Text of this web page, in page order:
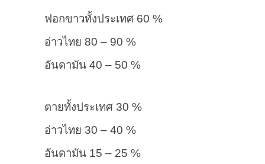
ฟอกขาวทั้งประเทศ 60 %
อ่าวไทย 80 – 90 %
อันดามัน 40 – 50 %
ตายทั้งประเทศ 30 %
อ่าวไทย 30 – 40 %
อันดามัน 15 – 25 %